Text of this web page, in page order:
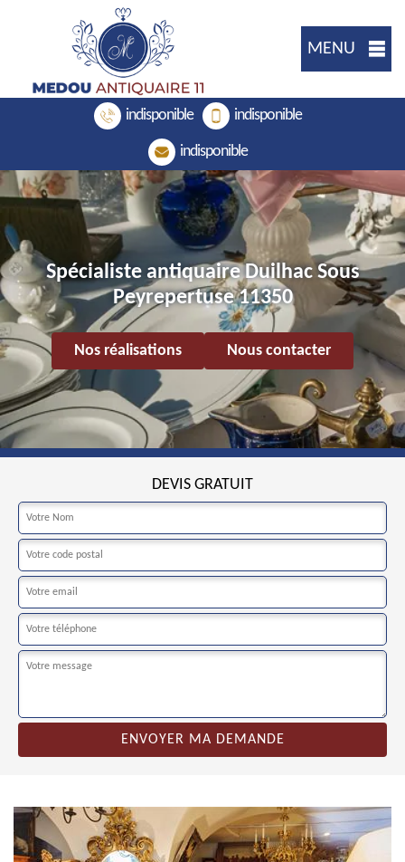
MENU
indisponible indisponible
indisponible
Spécialiste antiquaire Duilhac Sous
Peyrepertuse 11350
Nos réalisations Nous contacter
DEVIS GRATUIT